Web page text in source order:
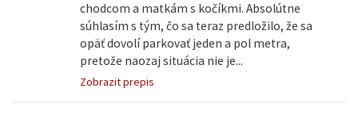
chodcom a matkám s kočíkmi. Absolútne
súhlasím s tým, čo sa teraz predložilo, že sa
opäť dovolí parkovať jeden a pol metra,
pretože naozaj situácia nie je...
Zobrazit prepis